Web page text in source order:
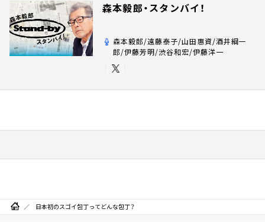
森本毅郎・スタンバイ！
森本毅郎/遠藤泰子/山田惠資/酒井綱一
郎/伊藤芳明/渋谷和宏/伊藤洋一
日本初のスゴイ包丁ってどんな包丁？